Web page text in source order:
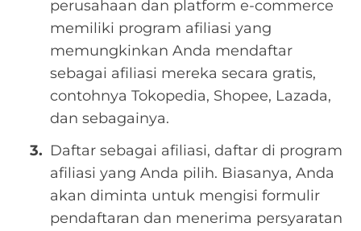
perusahaan dan platform e-commerce
memiliki program afiliasi yang
memungkinkan Anda mendaftar
sebagai afiliasi mereka secara gratis,
contohnya Tokopedia, Shopee, Lazada,
dan sebagainya.
Daftar sebagai afiliasi, daftar di program
afiliasi yang Anda pilih. Biasanya, Anda
akan diminta untuk mengisi formulir
pendaftaran dan menerima persyaratan